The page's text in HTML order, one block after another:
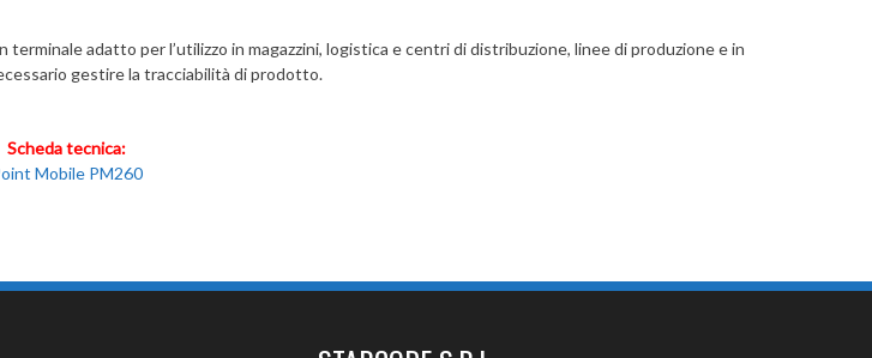
adatto per l’utilizzo in magazzini, logistica e centri di distribuzione, linee di produzione e in
gestire la tracciabilità di prodotto.
Scheda tecnica:
Mobile PM260